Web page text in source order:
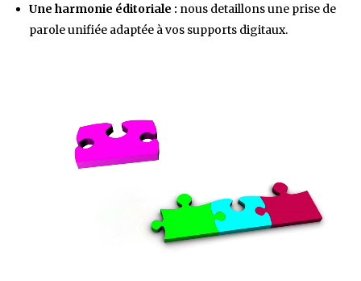
Une harmonie éditoriale : nous detaillons une prise de
parole unifiée adaptée à vos supports digitaux.